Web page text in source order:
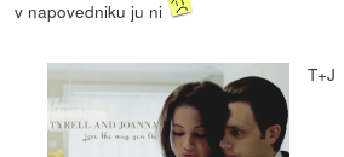
v napovedniku ju ni
T+J